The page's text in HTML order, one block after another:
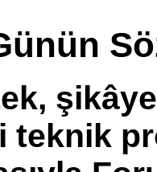
teknik